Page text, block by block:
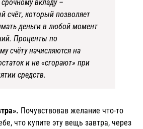
вкладу –
счёт, который позволяет
деньги в любой момент
Проценты по
счёту начисляются на
и не «сгорают» при
средств.
Почувствовав желание что-то
что купите эту вещь завтра, через